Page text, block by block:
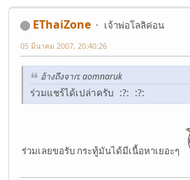
EThaiZone
เจ้าพ่อโลลิค่อน
05 มีนาคม 2007, 20:40:26
อ้างถึงจาก: aomnaruk
ร่วมแชร์ได้เปล่าครับ :?: :?:
ร่วมเลยขอรับ กระทู้มันได้มีเนื้อหาเยอะๆ